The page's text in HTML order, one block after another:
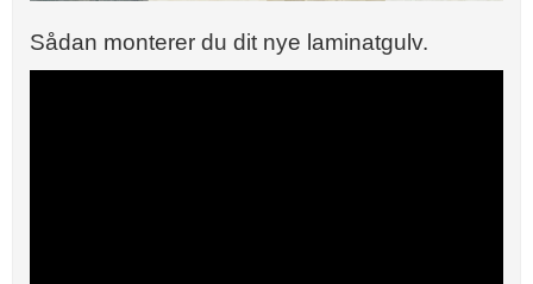
Sådan monterer du dit nye laminatgulv.